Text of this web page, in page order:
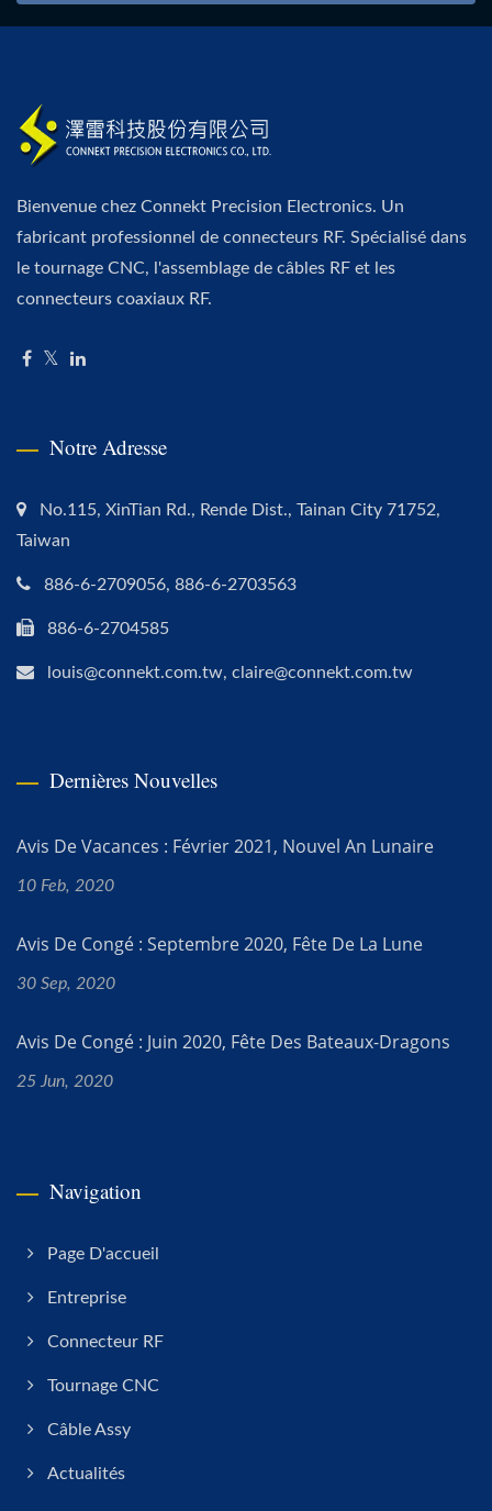
Bienvenue chez Connekt Precision Electronics. Un
fabricant professionnel de connecteurs RF. Spécialisé dans
le tournage CNC, l'assemblage de câbles RF et les
connecteurs coaxiaux RF.
Notre Adresse
No.115, XinTian Rd., Rende Dist., Tainan City 71752,
Taiwan
886-6-2709056, 886-6-2703563
886-6-2704585
louis@connekt.com.tw, claire@connekt.com.tw
Dernières Nouvelles
Avis De Vacances : Février 2021, Nouvel An Lunaire
10 Feb, 2020
Avis De Congé : Septembre 2020, Fête De La Lune
30 Sep, 2020
Avis De Congé : Juin 2020, Fête Des Bateaux-Dragons
25 Jun, 2020
Navigation
Page D'accueil
Entreprise
Connecteur RF
Tournage CNC
Câble Assy
Actualités